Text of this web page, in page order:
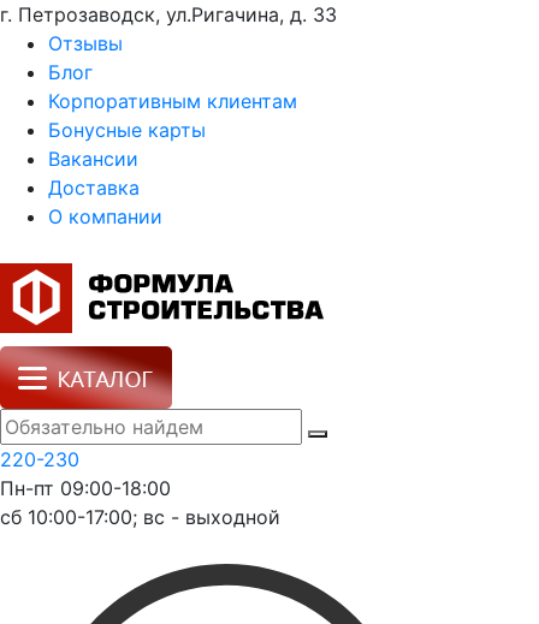
г. Петрозаводск, ул.Ригачина, д. 33
Отзывы
Блог
Корпоративным клиентам
Бонусные карты
Вакансии
Доставка
О компании
220-230
Пн-пт 09:00-18:00
сб 10:00-17:00; вс - выходной